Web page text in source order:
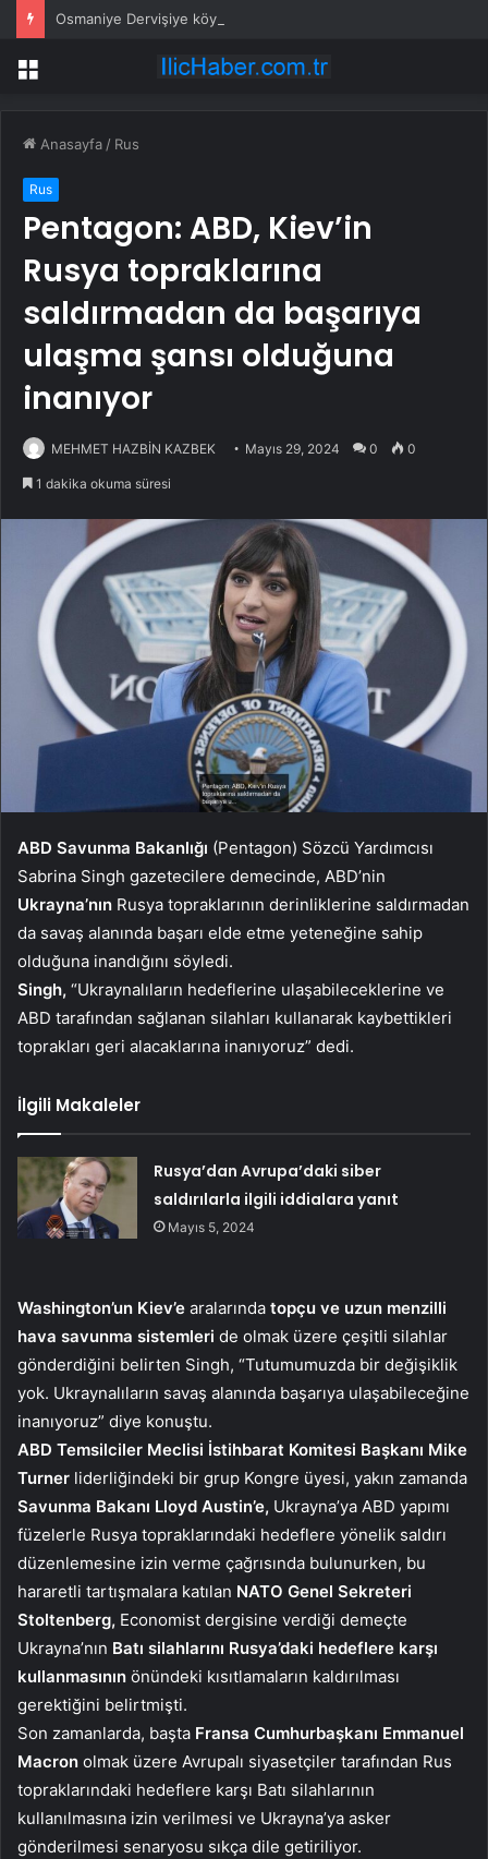
Menü
Anasayfa / Rus
Rus
Pentagon: ABD, Kiev’in
Rusya topraklarına
saldırmadan da başarıya
ulaşma şansı olduğuna
inanıyor
MEHMET HAZBİN KAZBEK Mayıs 29, 2024 0 0
1 dakika okuma süresi
ABD Savunma Bakanlığı (Pentagon) Sözcü Yardımcısı
Sabrina Singh gazetecilere demecinde, ABD’nin
Ukrayna’nın Rusya topraklarının derinliklerine saldırmadan
da savaş alanında başarı elde etme yeteneğine sahip
olduğuna inandığını söyledi.
Singh, “Ukraynalıların hedeflerine ulaşabileceklerine ve
ABD tarafından sağlanan silahları kullanarak kaybettikleri
toprakları geri alacaklarına inanıyoruz” dedi.
İlgili Makaleler
Rusya’dan Avrupa’daki siber
saldırılarla ilgili iddialara yanıt
Mayıs 5, 2024
Washington’un Kiev’e aralarında topçu ve uzun menzilli
hava savunma sistemleri de olmak üzere çeşitli silahlar
gönderdiğini belirten Singh, “Tutumumuzda bir değişiklik
yok. Ukraynalıların savaş alanında başarıya ulaşabileceğine
inanıyoruz” diye konuştu.
ABD Temsilciler Meclisi İstihbarat Komitesi Başkanı Mike
Turner liderliğindeki bir grup Kongre üyesi, yakın zamanda
Savunma Bakanı Lloyd Austin’e, Ukrayna’ya ABD yapımı
füzelerle Rusya topraklarındaki hedeflere yönelik saldırı
düzenlemesine izin verme çağrısında bulunurken, bu
hararetli tartışmalara katılan NATO Genel Sekreteri
Stoltenberg, Economist dergisine verdiği demeçte
Ukrayna’nın Batı silahlarını Rusya’daki hedeflere karşı
kullanmasının önündeki kısıtlamaların kaldırılması
gerektiğini belirtmişti.
Son zamanlarda, başta Fransa Cumhurbaşkanı Emmanuel
Macron olmak üzere Avrupalı siyasetçiler tarafından Rus
topraklarındaki hedeflere karşı Batı silahlarının
kullanılmasına izin verilmesi ve Ukrayna’ya asker
gönderilmesi senaryosu sıkça dile getiriliyor.